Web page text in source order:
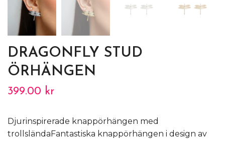
DRAGONFLY STUD
ÖRHÄNGEN
399.00 kr
Djurinspirerade knappörhängen med
trollsländaFantastiska knappörhängen i design av